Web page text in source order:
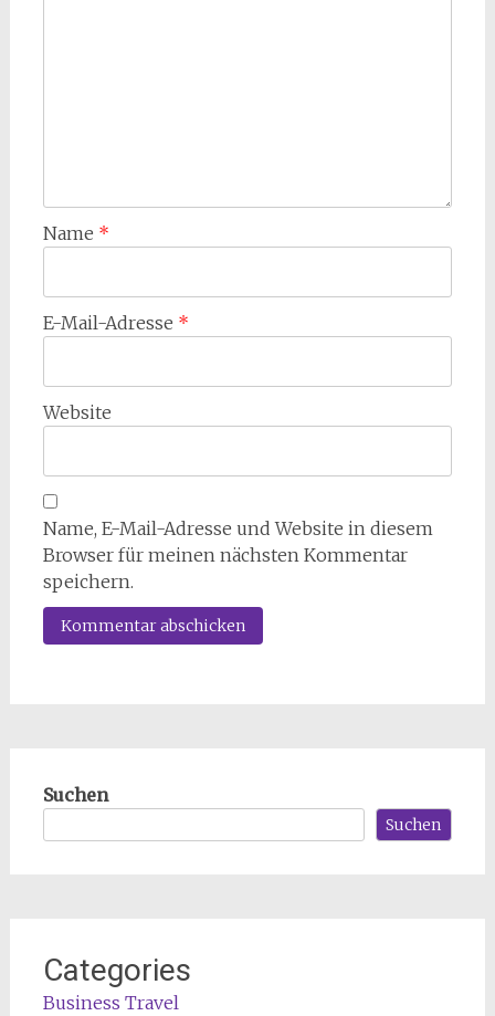
Name *
E-Mail-Adresse *
Website
Name, E-Mail-Adresse und Website in diesem
Browser für meinen nächsten Kommentar
speichern.
Suchen
Suchen
Categories
Business Travel